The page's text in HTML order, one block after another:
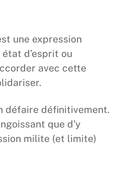
une expression
d’esprit ou
avec cette
défaire définitivement.
que d’y
milite (et limite)